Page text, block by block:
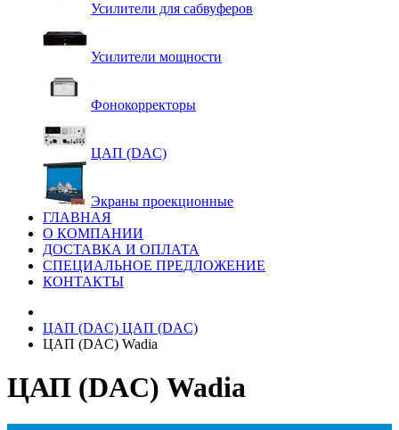
Усилители для сабвуферов
Усилители мощности
Фонокорректоры
ЦАП (DAC)
Экраны проекционные
ГЛАВНАЯ
О КОМПАНИИ
ДОСТАВКА И ОПЛАТА
СПЕЦИАЛЬНОЕ ПРЕДЛОЖЕНИЕ
КОНТАКТЫ
ЦАП (DAC) ЦАП (DAC)
ЦАП (DAC) Wadia
ЦАП (DAC) Wadia